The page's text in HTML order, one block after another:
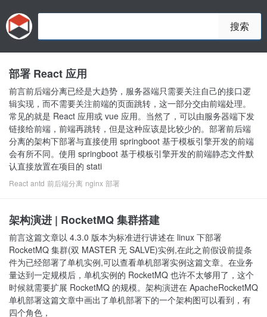
搜索
部署 React 应用
前言前后端分离已经是大趋势，服务器端只需要关注自己的接口逻
辑实现，而不需要关注前端的页面跳转，这一部分交由前端处理。
常见的就是 React 应用或 vue 应用。当然了，可以由服务器端下发
链接给前端，前端再跳转，但是这种应该是比较少的。部署前后端
分离的架构下部署与直接使用 springboot 基于模板引擎开发的前端
会有所不同。使用 springboot 基于模板引擎开发的前端静态文件默
认直接放置在项目的 stati
React antd 前后端分离 nginx 部署
架构演进 | RocketMQ 集群搭建
前言这篇文章以 4.3.0 版本为标准进行讲述在 linux 下部署
RocketMQ 集群(双 MASTER 无 SALVE)实例,在此之前假设前提条
件为已经部署了单机实例,可以查看单机部署实例这篇文章。在业务
量达到一定规模后，单机实例的 RocketMQ 也许不太够用了，这个
时候就需要扩展 RocketMQ 的规模。架构演进在 ApacheRocketMQ
单机部署这篇文章中画出了单机部署下的一个架构图可以看到，有
四个角色，